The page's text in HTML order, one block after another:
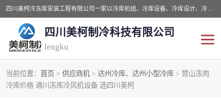
四川美柯冷冻库安装工程有限公司一家以冷库机组、冷库设备、冷库设计、冷冻库设备销售、冷库安装、冻库安装价格及技术服务为一体的综合企业，咨询热线：同等设备材料优惠10% 。公司各种类型安装组合式冷库、冷冻库、冷藏库、气调保鲜库、并提供成套设备供应、安装与调试、维护与维修、技术咨询、操作维修人员技术培训等
四川美柯制冷科技有限公司
lengku
当前位置： 首页 > 供应商机 > 达州冷库、达州小型冷库 > 营山冻肉
冷库价格 通川冻库冷风机设备 选四川美柯
冷库安装，冷库价格 四川冷库，四川冻库安装